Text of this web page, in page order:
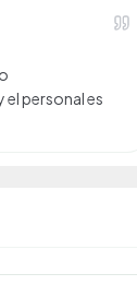
personal es